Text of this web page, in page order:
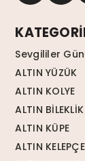
Sevgililer
ALTIN YÜZÜK
ALTIN KOLYE
ALTIN BİLEKLİK
ALTIN KÜPE
ALTIN